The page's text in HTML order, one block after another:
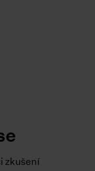
zkušení